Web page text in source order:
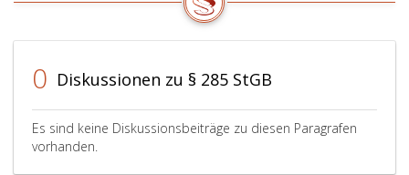
0 Diskussionen zu § 285 StGB
Es sind keine Diskussionsbeiträge zu diesen Paragrafen
vorhanden.